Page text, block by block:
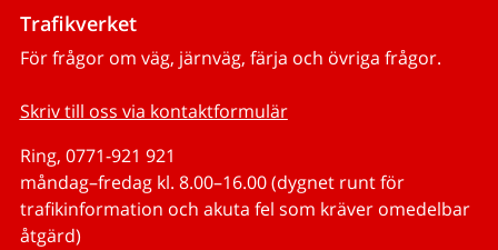
Trafikverket
För frågor om väg, järnväg, färja och övriga frågor.
Skriv till oss via kontaktformulär
Ring, 0771-921 921
måndag–fredag kl. 8.00–16.00 (dygnet runt för
trafikinformation och akuta fel som kräver omedelbar
åtgärd)